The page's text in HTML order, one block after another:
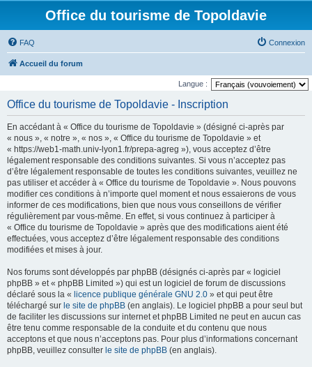
Office du tourisme de Topoldavie
FAQ Connexion
Accueil du forum
Langue :
Office du tourisme de Topoldavie - Inscription
En accédant à « Office du tourisme de Topoldavie » (désigné ci-après par
« nous », « notre », « nos », « Office du tourisme de Topoldavie » et
« https://web1-math.univ-lyon1.fr/prepa-agreg »), vous acceptez d’être
légalement responsable des conditions suivantes. Si vous n’acceptez pas
d’être légalement responsable de toutes les conditions suivantes, veuillez ne
pas utiliser et accéder à « Office du tourisme de Topoldavie ». Nous pouvons
modifier ces conditions à n’importe quel moment et nous essaierons de vous
informer de ces modifications, bien que nous vous conseillons de vérifier
régulièrement par vous-même. En effet, si vous continuez à participer à
« Office du tourisme de Topoldavie » après que des modifications aient été
effectuées, vous acceptez d’être légalement responsable des conditions
modifiées et mises à jour.
Nos forums sont développés par phpBB (désignés ci-après par « logiciel
phpBB » et « phpBB Limited ») qui est un logiciel de forum de discussions
déclaré sous la « licence publique générale GNU 2.0 » et qui peut être
téléchargé sur le site de phpBB (en anglais). Le logiciel phpBB a pour seul but
de faciliter les discussions sur internet et phpBB Limited ne peut en aucun cas
être tenu comme responsable de la conduite et du contenu que nous
acceptons et que nous n’acceptons pas. Pour plus d’informations concernant
phpBB, veuillez consulter le site de phpBB (en anglais).